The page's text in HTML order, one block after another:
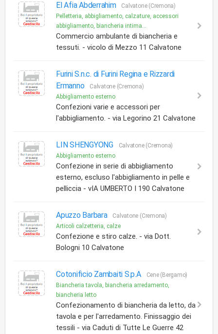
El Afia Abderrahim
Calvatone (Cremona)
Pelletteria, abbigliamento, calzature, accessori
abbigliamento, biancheria intima...
Commercio ambulante di biancheria e
tessuti. - vicolo di Mezzo 11 Calvatone
Furini S.n.c. di Furini Regina e Rizzardi
Ermanno
Calvatone (Cremona)
Abbigliamento esterno
Confezioni varie e accessori per
l'abbigliamento. - via Legorino 21 Calvatone
LIN SHENGYONG
Calvatone (Cremona)
Abbigliamento esterno
Confezione in serie di abbigliamento
esterno, escluso l'abbigliamento in pelle e
pelliccia - vIA UMBERTO I 190 Calvatone
Apuzzo Barbara
Calvatone (Cremona)
Articoli calzetteria, calze
Confezione e stiro calze. - via Dott.
Bologni 10 Calvatone
Cotonificio Zambaiti S.p.A
Cene (Bergamo)
Biancheria tavola, biancheria arredamento,
biancheria letto
Confezionamento di biancheria da letto, da
tavola e per l'arredamento. Finissaggio dei
tessili - via Caduti di Tutte Le Guerre 42